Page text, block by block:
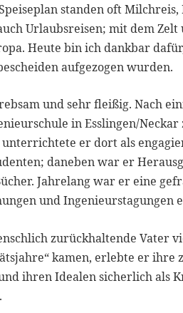
standen oft
Urlaubsreisen; mit dem
Heute bin ich dankbar
aufgezogen wurden.
und sehr fleißig. Nach
in Esslingen/Neckar
unterrichtete er dort als
daneben war er
Jahrelang war er eine
und Ingenieurstagungen
zurückhaltende Vater
kamen, erlebte er ihre
ihren Idealen sicherlich als